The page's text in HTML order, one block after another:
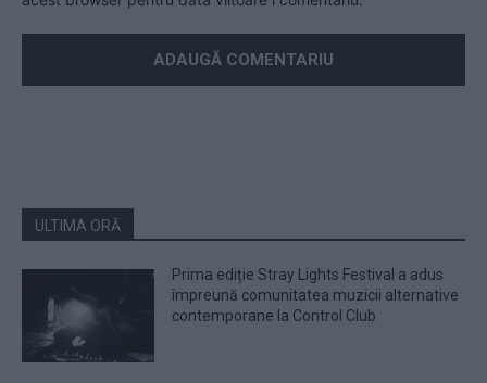
ULTIMA ORĂ
Prima ediție Stray Lights Festival a adus
împreună comunitatea muzicii alternative
contemporane la Control Club